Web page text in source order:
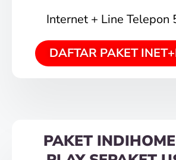
Internet + Line Telepon
DAFTAR PAKET
PAKET